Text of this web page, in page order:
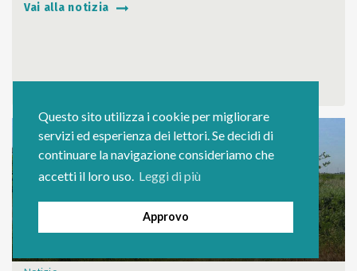
Questo sito utilizza i cookie per migliorare
servizi ed esperienza dei lettori. Se decidi di
continuare la navigazione consideriamo che
accetti il loro uso. Leggi di più
Approvo
Vai alla notizia